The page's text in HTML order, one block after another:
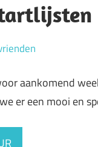
aankomend
er een mooi en